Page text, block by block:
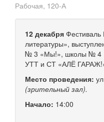
Рабочая, 120-А
12 декабря Фестиваль
литературы»,
№ 3 «Мы!», школы № 4
УТТ и СТ «АЛЁ
Место проведения:
(зрительный зал).
Начало: 14:00